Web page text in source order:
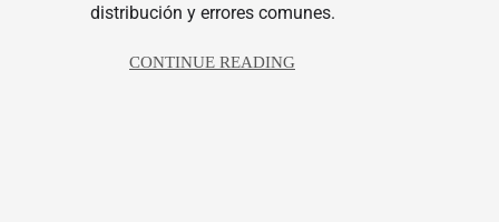
distribución y errores comunes.
CONTINUE READING